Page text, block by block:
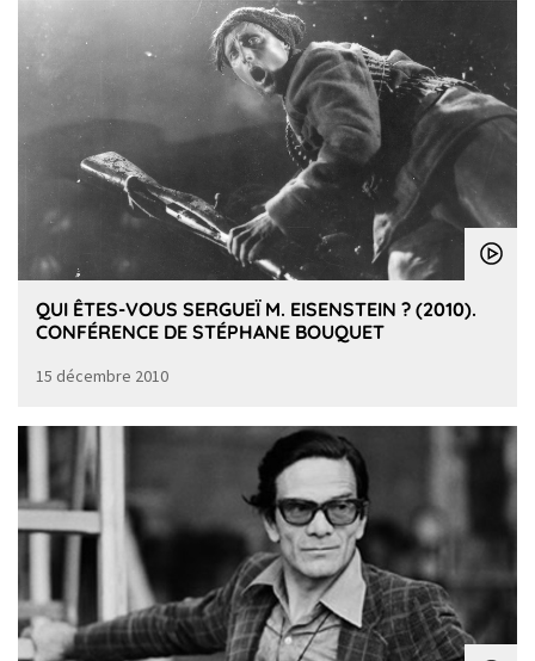
QUI ÊTES-VOUS SERGUEÏ M. EISENSTEIN ? (2010).
CONFÉRENCE DE STÉPHANE BOUQUET
15 décembre 2010